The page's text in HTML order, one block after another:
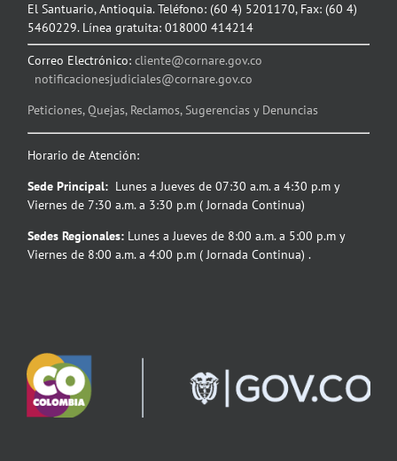
El Santuario, Antioquia. Teléfono: (60 4) 5201170, Fax: (60 4)
5460229. Línea gratuita: 018000 414214
Correo Electrónico: cliente@cornare.gov.co
notificacionesjudiciales@cornare.gov.co
Peticiones, Quejas, Reclamos, Sugerencias y Denuncias
Horario de Atención:
Sede Principal: Lunes a Jueves de 07:30 a.m. a 4:30 p.m y
Viernes de 7:30 a.m. a 3:30 p.m ( Jornada Continua)
Sedes Regionales: Lunes a Jueves de 8:00 a.m. a 5:00 p.m y
Viernes de 8:00 a.m. a 4:00 p.m ( Jornada Continua) .